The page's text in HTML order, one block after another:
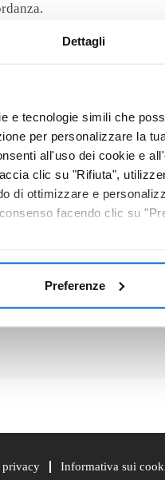
Dettagli
e tecnologie simili che
per personalizzare la
all'uso dei cookie e
clic su "Rifiuta",
di ottimizzare e
facendo clic su
Preferenze
for detection of
based biomarker
consensus
privacy Informativa sui